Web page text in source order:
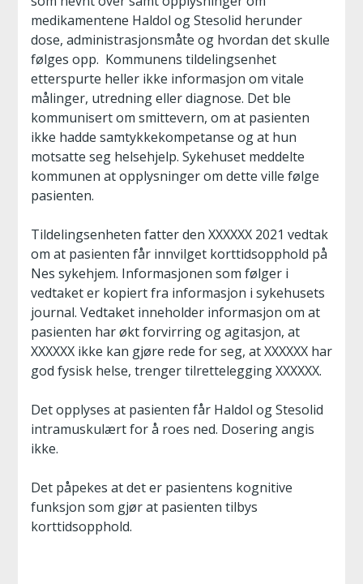
medikamentene Haldol og Stesolid herunder
dose, administrasjonsmåte og hvordan det skulle
følges opp. Kommunens tildelingsenhet
etterspurte heller ikke informasjon om vitale
målinger, utredning eller diagnose. Det ble
kommunisert om smittevern, om at pasienten
ikke hadde samtykkekompetanse og at hun
motsatte seg helsehjelp. Sykehuset meddelte
kommunen at opplysninger om dette ville følge
pasienten.
Tildelingsenheten fatter den XXXXXX 2021 vedtak
om at pasienten får innvilget korttidsopphold på
Nes sykehjem. Informasjonen som følger i
vedtaket er kopiert fra informasjon i sykehusets
journal. Vedtaket inneholder informasjon om at
pasienten har økt forvirring og agitasjon, at
XXXXXX ikke kan gjøre rede for seg, at XXXXXX har
god fysisk helse, trenger tilrettelegging XXXXXX.
Det opplyses at pasienten får Haldol og Stesolid
intramuskulært for å roes ned. Dosering angis
ikke.
Det påpekes at det er pasientens kognitive
funksjon som gjør at pasienten tilbys
korttidsopphold.